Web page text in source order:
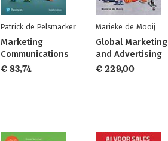
Patrick de Pelsmacker
Marketing
Communications
€ 83,74
Marieke de Mooij
Global Marketing
and Advertising
€ 229,00